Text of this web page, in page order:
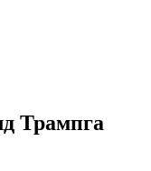
Трампга